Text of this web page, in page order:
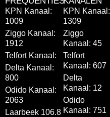
KPN Kanaal:
1009
Ziggo Kanaal:
1912
Telfort Kanaal:
Delta Kanaal:
800
Odido Kanaal:
2063
Laarbeek 106.8
KPN Kanaal:
1309
Ziggo
Kanaal: 45
Telfort
Kanaal: 607
Delta
Kanaal: 12
Odido
Kanaal: 751